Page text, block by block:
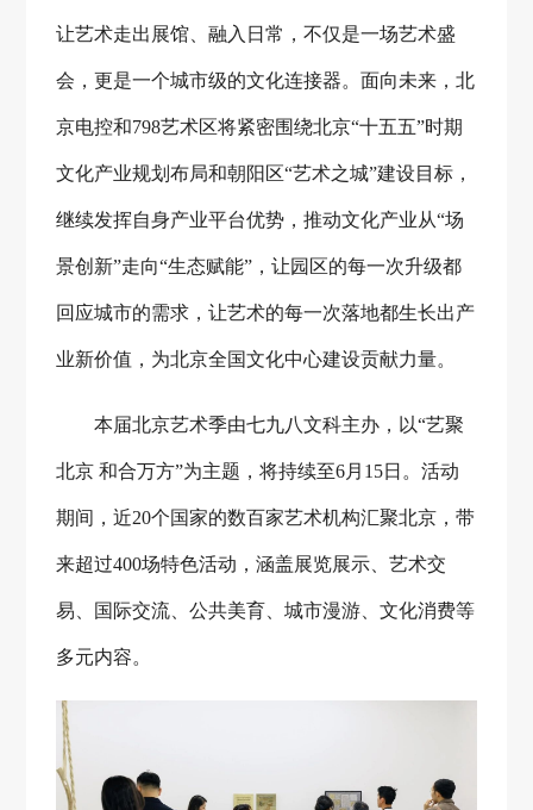
让艺术走出展馆、融入日常，不仅是一场艺术盛
会，更是一个城市级的文化连接器。面向未来，北
京电控和798艺术区将紧密围绕北京“十五五”时期
文化产业规划布局和朝阳区“艺术之城”建设目标，
继续发挥自身产业平台优势，推动文化产业从“场
景创新”走向“生态赋能”，让园区的每一次升级都
回应城市的需求，让艺术的每一次落地都生长出产
业新价值，为北京全国文化中心建设贡献力量。
本届北京艺术季由七九八文科主办，以“艺聚
北京 和合万方”为主题，将持续至6月15日。活动
期间，近20个国家的数百家艺术机构汇聚北京，带
来超过400场特色活动，涵盖展览展示、艺术交
易、国际交流、公共美育、城市漫游、文化消费等
多元内容。